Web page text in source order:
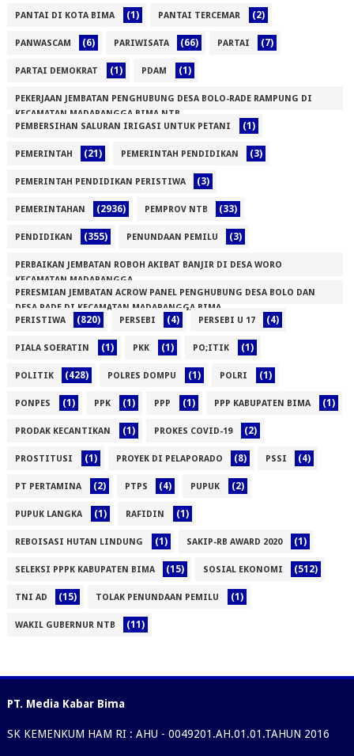
PANTAI DI KOTA BIMA (1) PANTAI TERCEMAR (2)
PANWASCAM (6) PARIWISATA (66) PARTAI (7)
PARTAI DEMOKRAT (1) PDAM (1)
PEKERJAAN JEMBATAN PENGHUBUNG DESA BOLO-RADE RAMPUNG DI
KECAMATAN MADAPANGGA BIMA NTB
(1)PEMBERSIHAN SALURAN IRIGASI UNTUK PETANI (1)
PEMERINTAH (21) PEMERINTAH PENDIDIKAN (3)
PEMERINTAH PENDIDIKAN PERISTIWA (3)
PEMERINTAHAN (2936) PEMPROV NTB (33)
PENDIDIKAN (355) PENUNDAAN PEMILU (3)
PERBAIKAN JEMBATAN ROBOH AKIBAT BANJIR DI DESA WORO
KECAMATAN MADAPANGGA
(1)PERESMIAN JEMBATAN ACROW PANEL PENGHUBUNG DESA BOLO DAN
DESA RADE DI KECAMATAN MADAPANGGA BIMA
(1)PERISTIWA (820) PERSEBI (4) PERSEBI U 17 (4)
PIALA SOERATIN (1) PKK (1) PO;ITIK (1)
POLITIK (428) POLRES DOMPU (1) POLRI (1)
PONPES (1) PPK (1) PPP (1) PPP KABUPATEN BIMA (1)
PRODAK KECANTIKAN (1) PROKES COVID-19 (2)
PROSTITUSI (1) PROYEK DI PELAPORADO (8) PSSI (4)
PT PERTAMINA (2) PTPS (4) PUPUK (2)
PUPUK LANGKA (1) RAFIDIN (1)
REBOISASI HUTAN LINDUNG (1) SAKIP-RB AWARD 2020 (1)
SELEKSI PPPK KABUPATEN BIMA (15) SOSIAL EKONOMI (512)
TNI AD (15) TOLAK PENUNDAAN PEMILU (1)
WAKIL GUBERNUR NTB (11)
PT. Media Kabar Bima
SK KEMENKUM HAM RI : AHU - 0049201.AH.01.01.TAHUN 2016